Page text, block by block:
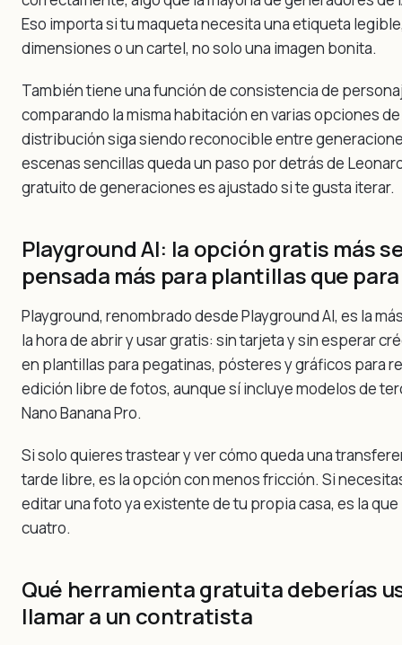
Eso importa si tu maqueta necesita una etiqueta
dimensiones o un cartel, no solo una imagen bonita.
También tiene una función de consistencia de
comparando la misma habitación en varias opciones
distribución siga siendo reconocible entre
escenas sencillas queda un paso por detrás de
gratuito de generaciones es ajustado si te gusta iterar.
Playground AI: la opción gratis más
pensada más para plantillas que
Playground, renombrado desde Playground AI, es la
la hora de abrir y usar gratis: sin tarjeta y sin esperar
en plantillas para pegatinas, pósteres y gráficos para
edición libre de fotos, aunque sí incluye modelos de
Nano Banana Pro.
Si solo quieres trastear y ver cómo queda una
tarde libre, es la opción con menos fricción. Si
editar una foto ya existente de tu propia casa, es la
cuatro.
Qué herramienta gratuita deberías
llamar a un contratista